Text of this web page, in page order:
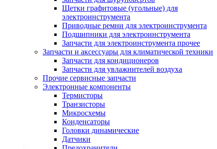
Щетки графитовые (угольные) для
электроинструмента
Приводные ремни для электроинструмента
Подшипники для электроинструмента
Запчасти для электроинструмента прочее
Запчасти и аксессуары для климатической техники
Запчасти для кондиционеров
Запчасти для увлажнителей воздуха
Прочие сервисные запчасти
Электронные компоненты
Термисторы
Транзисторы
Микросхемы
Конденсаторы
Головки динамические
Датчики